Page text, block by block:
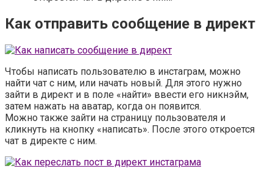
Как отправить сообщение в директ
Чтобы написать пользователю в инстаграм, можно
найти чат с ним, или начать новый. Для этого нужно
зайти в директ и в поле «найти» ввести его никнэйм,
затем нажать на аватар, когда он появится.
Можно также зайти на страницу пользователя и
кликнуть на кнопку «написать». После этого откроется
чат в директе с ним.